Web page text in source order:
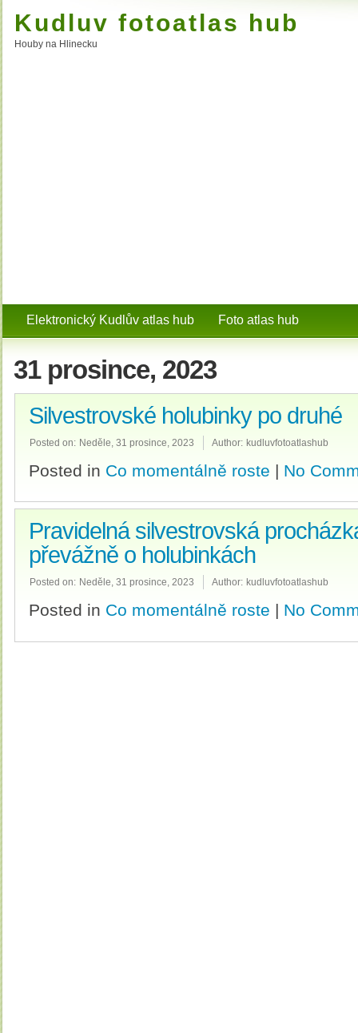
Kudluv fotoatlas hub
Houby na Hlinecku
Elektronický Kudlův atlas hub Foto atlas hub
31 prosince, 2023
Silvestrovské holubinky po druhé
Posted on: Neděle, 31 prosince, 2023 Author: kudluvfotoatlashub
Posted in Co momentálně roste | No
Pravidelná silvestrovská
převážně o holubinkách
Posted on: Neděle, 31 prosince, 2023 Author: kudluvfotoatlashub
Posted in Co momentálně roste | No